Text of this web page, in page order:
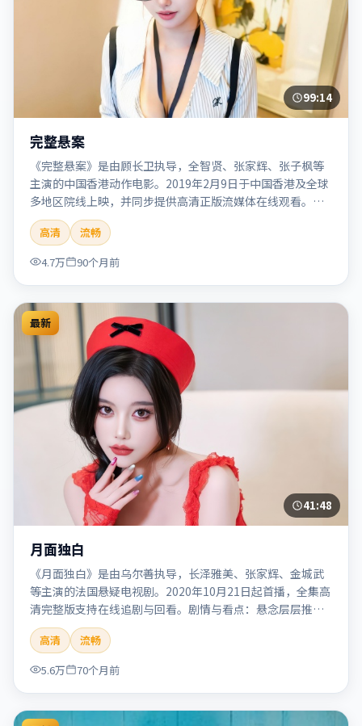
99:14
完整悬案
《完整悬案》是由顾长卫执导，全智贤、张家辉、张子枫等
主演的中国香港动作电影。2019年2月9日于中国香港及全球
多地区院线上映，并同步提供高清正版流媒体在线观看。剧
情与看点：动作场面密集，节奏明快，适合喜欢热血追缉与
爆破场面的观众。本片适合检索「完整悬案」「顾长卫」
「动作」「中国香港」「2019」「2019-02-09上映」等关键
词的影迷阅读简介与主创信息。
高清
流畅
4.7万
90个月前
最新
41:48
月面独白
《月面独白》是由乌尔善执导，长泽雅美、张家辉、金城武
等主演的法国悬疑电视剧。2020年10月21日起首播，全集高
清完整版支持在线追剧与回看。剧情与看点：悬念层层推
进，线索相互勾连，结局出人意料，适合推理爱好者。本片
适合检索「月面独白」「乌尔善」「悬疑」「法国」
「2020」「2020-10-21上映」等关键词的影迷阅读简介与主
创信息。
高清
流畅
5.6万
70个月前